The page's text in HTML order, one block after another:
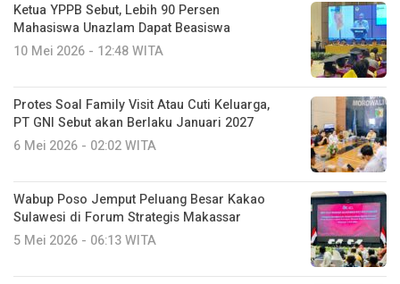
Ketua YPPB Sebut, Lebih 90 Persen
Mahasiswa Unazlam Dapat Beasiswa
10 Mei 2026 - 12:48 WITA
Protes Soal Family Visit Atau Cuti Keluarga,
PT GNI Sebut akan Berlaku Januari 2027
6 Mei 2026 - 02:02 WITA
Wabup Poso Jemput Peluang Besar Kakao
Sulawesi di Forum Strategis Makassar
5 Mei 2026 - 06:13 WITA